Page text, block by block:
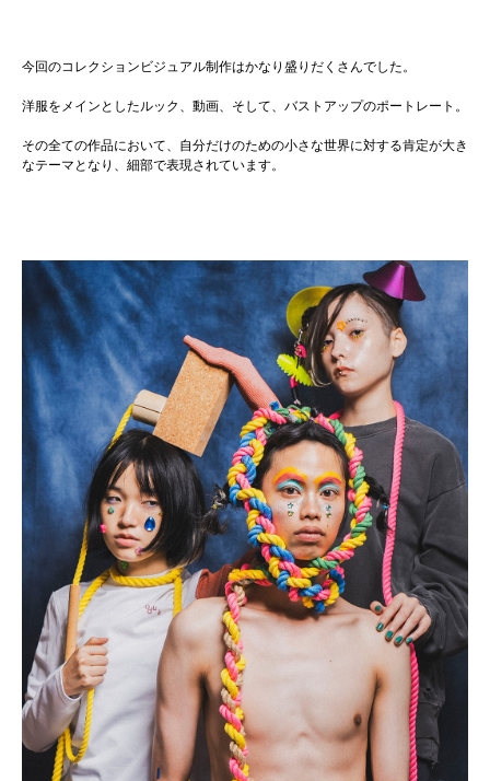
今回のコレクションビジュアル制作はかなり盛りだくさんでした。
洋服をメインとしたルック、動画、そして、バストアップのポートレート。
その全ての作品において、自分だけのための小さな世界に対する肯定が大き
なテーマとなり、細部で表現されています。